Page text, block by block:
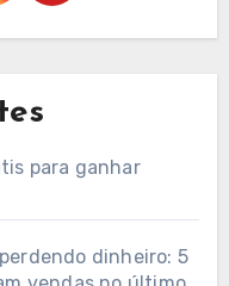
para ganhar
dinheiro: 5